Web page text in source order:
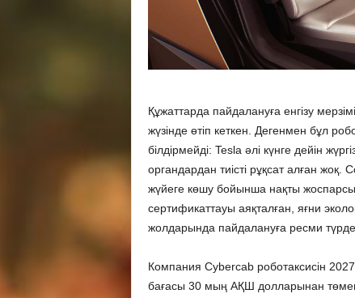
Құжаттарда пайдалануға енгізу
жүзінде өтіп кеткен. Дегенмен бұл
білдірмейді: Tesla әлі күнге дейін
органдардан тиісті рұқсат алған
жүйеге көшу бойынша нақты
сертификаттауы аяқталған, яғни
жолдарында пайдалануға ресми түрде
Компания Cybercab роботаксисін
бағасы 30 мың АҚШ долларынан